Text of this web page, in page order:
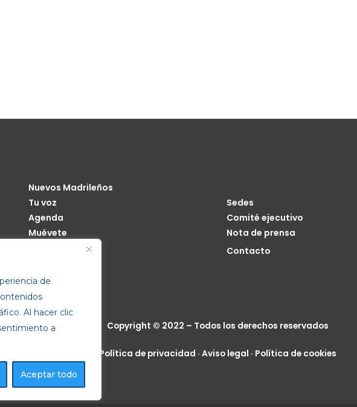
de
Al hacer clic
a
Aceptar todo
Nuevos Madrileños
Tu voz
Agenda
Muévete
Sedes
Comité ejecutivo
Nota de prensa
Contacto
Copyright © 2022 – Todos los derechos reservados
Política de privacidad · Aviso legal · Política de cookies